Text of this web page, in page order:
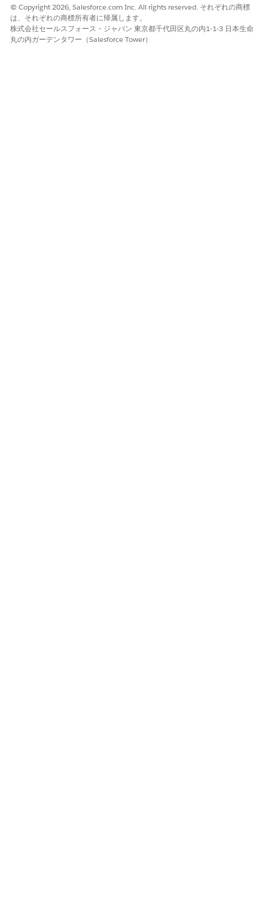
© Copyright 2026, Salesforce.com Inc. All rights reserved. それぞれの商標
は、それぞれの商標所有者に帰属します。
株式会社セールスフォース・ジャパン 東京都千代田区丸の内1-1-3 日本生命
丸の内ガーデンタワー（Salesforce Tower）